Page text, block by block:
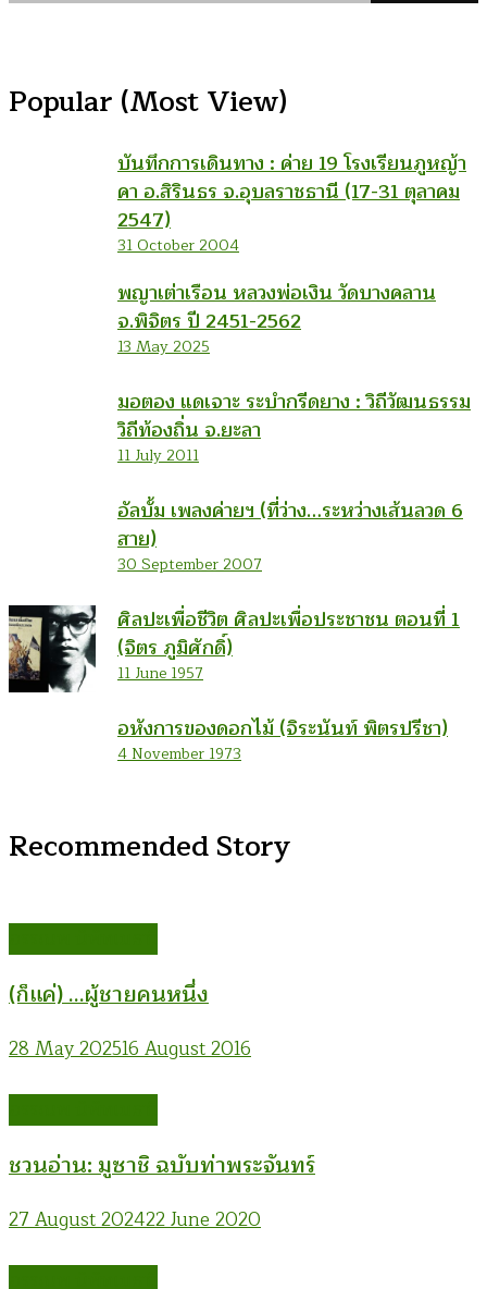
Popular (Most View)
บันทึกการเดินทาง : ค่าย 19 โรงเรียนภูหญ้า
คา อ.สิรินธร จ.อุบลราชธานี (17-31 ตุลาคม
2547)
31 October 2004
พญาเต่าเรือน หลวงพ่อเงิน วัดบางคลาน
จ.พิจิตร ปี 2451-2562
13 May 2025
มอตอง แดเจาะ ระบำกรีดยาง : วิถีวัฒนธรรม
วิถีท้องถิ่น จ.ยะลา
11 July 2011
อัลบั้ม เพลงค่ายฯ (ที่ว่าง…ระหว่างเส้นลวด 6
สาย)
30 September 2007
ศิลปะเพื่อชีวิต ศิลปะเพื่อประชาชน ตอนที่ 1
(จิตร ภูมิศักดิ์)
11 June 1957
อหังการของดอกไม้ (จิระนันท์ พิตรปรีชา)
4 November 1973
Recommended Story
(ก็แค่) …ผู้ชายคนหนึ่ง
28 May 202516 August 2016
ชวนอ่าน: มูซาชิ ฉบับท่าพระจันทร์
27 August 202422 June 2020